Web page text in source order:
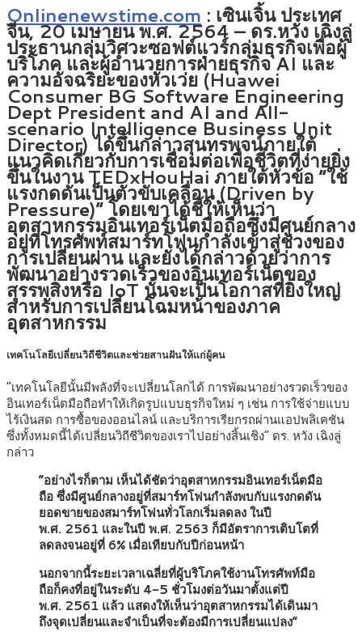
Onlinenewstime.com : เซินเจิ้น ประเทศ
จีน, 20 เมษายน พ.ศ. 2564 – ดร.หวัง เฉิงลู่
ประธานกลุ่มวิศวะซอฟต์แวร์กลุ่มธุรกิจเพื่อผู้
บริโภค และผู้อำนวยการฝ่ายธุรกิจ AI และ
ความอัจฉริยะของหัวเว่ย (Huawei
Consumer BG Software Engineering
Dept President and AI and All-
scenario Intelligence Business Unit
Director) ได้ขึ้นกล่าวสุนทรพจน์ภายใต้
แนวคิดเกี่ยวกับการเชื่อมต่อเพื่อชีวิตที่ง่ายยิ่ง
ขึ้นในงาน TEDxHouHai ภายใต้หัวข้อ “ใช้
แรงกดดันเป็นตัวขับเคลื่อน (Driven by
Pressure)” โดยเขาได้ชี้ให้เห็นว่า
อุตสาหกรรมอินเทอร์เน็ตมือถือซึ่งมีศูนย์กลาง
อยู่ที่โทรศัพท์สมาร์ทโฟนกำลังเข้าสู่ช่วงของ
การเปลี่ยนผ่าน และยังได้กล่าวด้วยว่าการ
พัฒนาอย่างรวดเร็วของอินเทอร์เน็ตของ
สรรพสิ่งหรือ IoT นั้นจะเป็นโอกาสที่ยิ่งใหญ่
สำหรับการเปลี่ยนโฉมหน้าของภาค
อุตสาหกรรม
เทคโนโลยีเปลี่ยนวิถีชีวิตและช่วยสานฝันให้แก่ผู้คน
“เทคโนโลยีนั้นมีพลังที่จะเปลี่ยนโลกได้ การพัฒนาอย่างรวดเร็วของ
อินเทอร์เน็ตมือถือทำให้เกิดรูปแบบธุรกิจใหม่ ๆ เช่น การใช้จ่ายแบบ
ไร้เงินสด การซื้อของออนไลน์ และบริการเรียกรถผ่านแอปพลิเคชัน
ซึ่งทั้งหมดนี้ได้เปลี่ยนวิถีชีวิตของเราไปอย่างสิ้นเชิง” ดร. หวัง เฉิงลู่
กล่าว
“อย่างไรก็ตาม เห็นได้ชัดว่าอุตสาหกรรมอินเทอร์เน็ตมือ
ถือ ซึ่งมีศูนย์กลางอยู่ที่สมาร์ทโฟนกำลังพบกับแรงกดดัน
ยอดขายของสมาร์ทโฟนทั่วโลกเริ่มลดลง ในปี
พ.ศ. 2561 และในปี พ.ศ. 2563 ก็มีอัตราการเติบโตที่
ลดลงจนอยู่ที่ 6% เมื่อเทียบกับปีก่อนหน้า
นอกจากนี้ระยะเวลาเฉลี่ยที่ผู้บริโภคใช้งานโทรศัพท์มือ
ถือก็คงที่อยู่ในระดับ 4-5 ชั่วโมงต่อวันมาตั้งแต่ปี
พ.ศ. 2561 แล้ว แสดงให้เห็นว่าอุตสาหกรรมได้เดินมา
ถึงจุดเปลี่ยนและจำเป็นที่จะต้องมีการเปลี่ยนแปลง”